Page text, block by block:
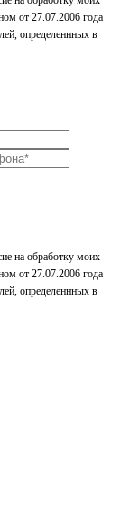
от 27.07.2006 года
определеннных в
на обработку моих
от 27.07.2006 года
определеннных в